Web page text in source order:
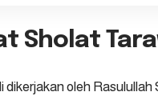
Sholat
oleh